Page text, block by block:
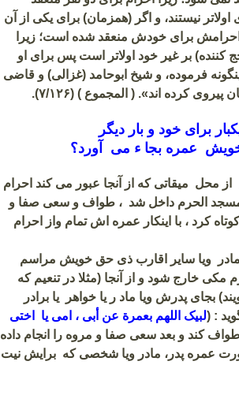
نیستند، و اگر (همزمان) برای یکی از آن
احرامش برای خودش منعقد شده است؛ زیرا
کننده) بر غیر خود اولاتر است پس برای او
فرموده، و شیخ ابوحامد (غزالی) و قاضی
کرده اند». ( المجموع ) (۷/۱۲۶).
برای خود و بار دیگر
خویش عمره بجا ء می آورد؟
محل میقاتی که از آنجا عبور می کند احرام
به مسجد الحرم داخل شد ، طواف و سعی صفا و
کرد ، با اینکار عمره اش تمام واز احرام
ویا سایر اقارب ذی حق خویش مراسم
مکی خارج شود و از آنجا (مثلا در تنعیم که
بجای پدرش ویا ماد ر یا خواهر یا برادر
: (لبیک اللهم بعمرة عن أبی ، امی یا اختی
کند و بعد سعی صفا و مروه را انجام داده
عمره پدر، مادر ویا شخصی که برایش نیت